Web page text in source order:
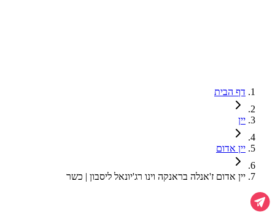
דף הבית
יין
יין אדום
יין אדום ז'אנלה בראנקה וינו רג'יונאל ליסבון | כשר